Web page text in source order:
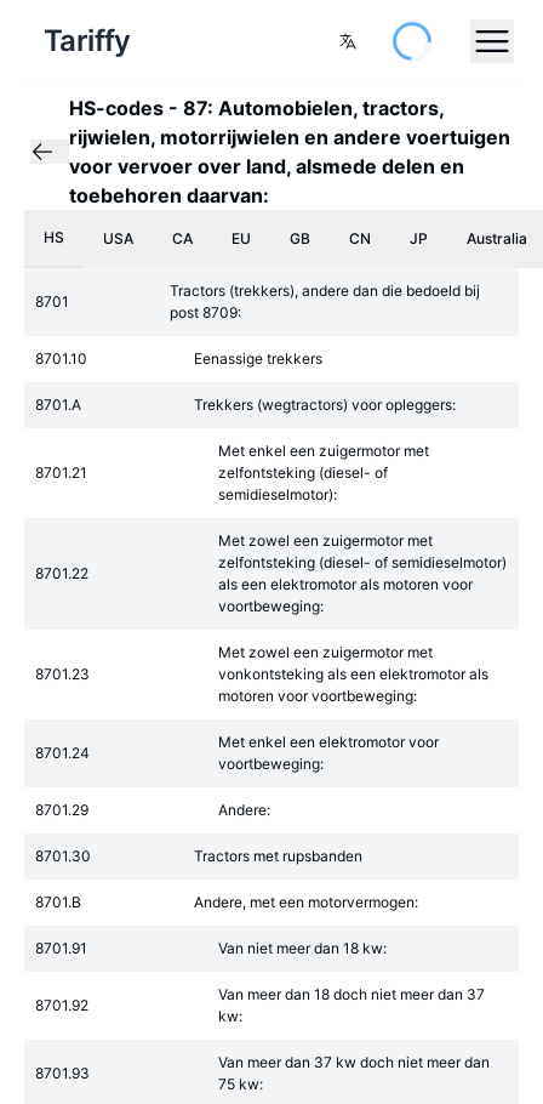
Tariffy
HS-codes - 87: Automobielen, tractors,
rijwielen, motorrijwielen en andere voertuigen
voor vervoer over land, alsmede delen en
toebehoren daarvan:
HS USA CA EU GB CN JP Australia
8701
Tractors (trekkers), andere dan die bedoeld bij
post 8709:
8701.10 Eenassige trekkers
8701.A Trekkers (wegtractors) voor opleggers:
8701.21
Met enkel een zuigermotor met
zelfontsteking (diesel- of
semidieselmotor):
8701.22
Met zowel een zuigermotor met
zelfontsteking (diesel- of semidieselmotor)
als een elektromotor als motoren voor
voortbeweging:
8701.23
Met zowel een zuigermotor met
vonkontsteking als een elektromotor als
motoren voor voortbeweging:
8701.24
Met enkel een elektromotor voor
voortbeweging:
8701.29 Andere:
8701.30 Tractors met rupsbanden
8701.B Andere, met een motorvermogen:
8701.91 Van niet meer dan 18 kw:
8701.92
Van meer dan 18 doch niet meer dan 37
kw:
8701.93
Van meer dan 37 kw doch niet meer dan
75 kw: